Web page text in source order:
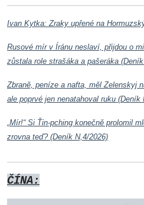
Ivan Kytka: Zraky upřené na
Rusové mír v Íránu neslaví, přijdou o
zůstala role strašáka a pašeráka
Zbraně, peníze a nafta, měl Zelenskyj
ale poprvé jen nenatahoval ruku (Deník
„Mír!“ Si Ťin-pching konečně prolomil
zrovna teď? (Deník N,4/2026)
ČÍNA: